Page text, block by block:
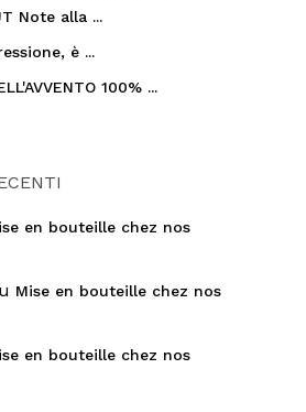
Note alla ...
è ...
100% ...
en bouteille chez nos
Mise en bouteille chez nos
en bouteille chez nos